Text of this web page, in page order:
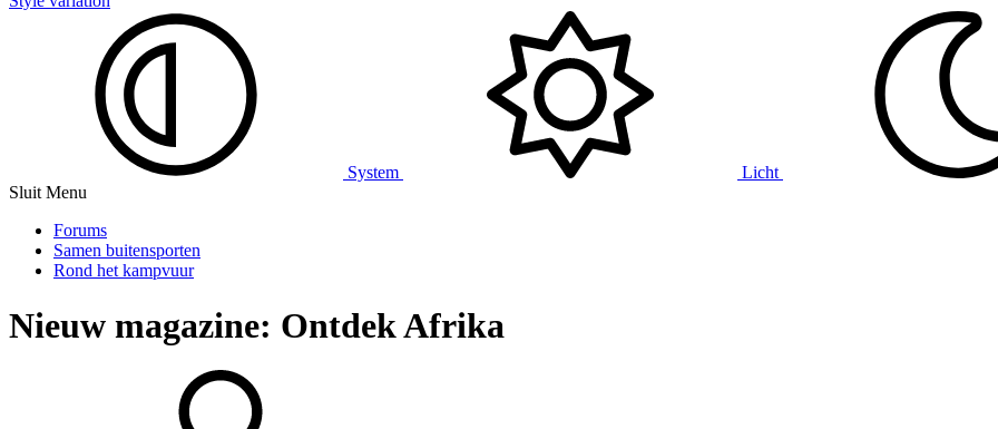
System Licht
Sluit Menu
Forums
Samen buitensporten
Rond het kampvuur
Nieuw magazine: Ontdek Afrika